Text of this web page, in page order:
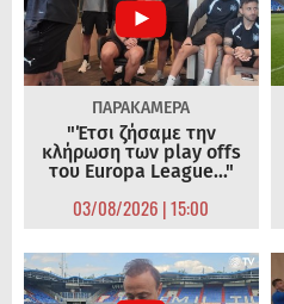
ΠΑΡΑΚΑΜΕΡΑ
"Έτσι ζήσαμε την
κλήρωση των play offs
του Europa League..."
03/08/2026 | 15:00